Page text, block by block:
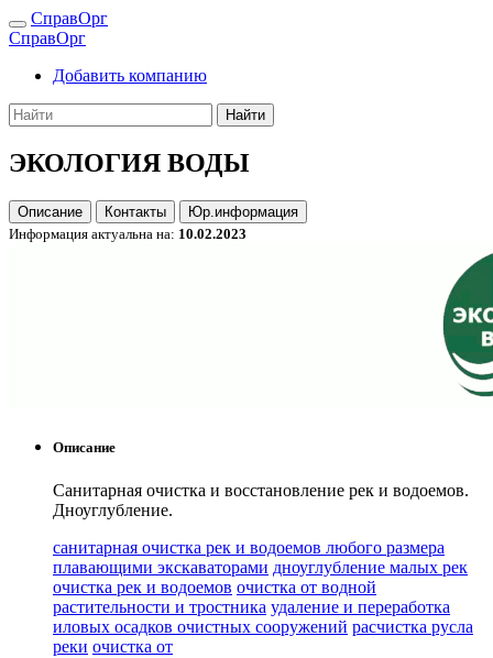
СправОрг
СправОрг
Добавить компанию
Найти
ЭКОЛОГИЯ ВОДЫ
Описание Контакты
Юр.информация
Информация актуальна на: 10.02.2023
Описание
Санитарная очистка и восстановление рек и водоемов.
Дноуглубление.
санитарная очистка рек и водоемов любого размера
плавающими экскаваторами дноуглубление малых рек
очистка рек и водоемов очистка от водной
растительности и тростника удаление и переработка
иловых осадков очистных сооружений расчистка русла
реки очистка от